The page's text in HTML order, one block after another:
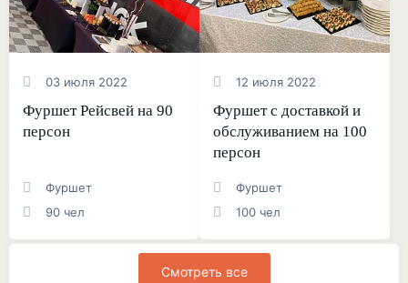
03 июля 2022
Фуршет Рейсвей на 90
персон
Фуршет
90 чел
12 июля 2022
Фуршет с доставкой и
обслуживанием на 100
персон
Фуршет
100 чел
Смотреть все